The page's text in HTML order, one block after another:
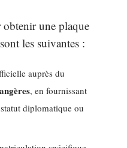
obtenir une plaque
les suivantes :
auprès du
, en fournissant
diplomatique ou